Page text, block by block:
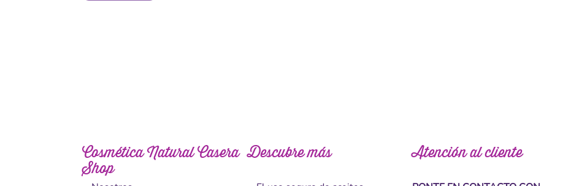
Cosmética Natural Casera
Shop
Descubre más Atención al cliente